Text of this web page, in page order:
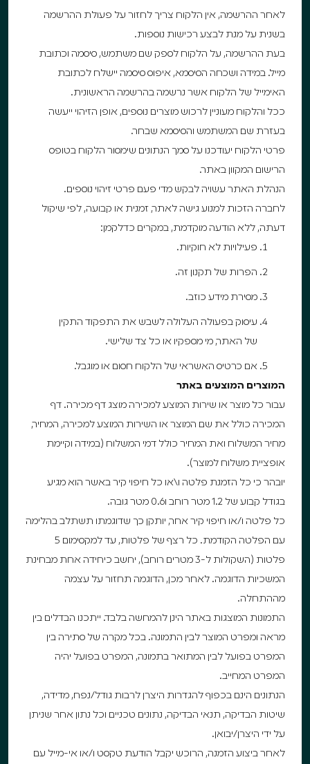
לאחר ההרשמה, אין הלקוח צריך לחזור על פעולת ההרשמה
בשנית על מנת לבצע רכישות נוספות.
בעת ההרשמה, על הלקוח לספק שם משתמש, סיסמה וכתובת
מייל. במידה ושכחה הסיסמא, איפוס סיסמה יישלח לכתובת
האימייל של הלקוח אשר נרשמה בהרשמה הראשונית.
ככל והלקוח מעוניין לרכוש מוצרים נוספים, אופן הזיהוי ייעשה
בעזרת שם המשתמש והסיסמא שבחר.
פרטי הלקוח יעודכנו על סמך הנתונים שימסור הלקוח בטופס
הרישום המקוון באתר.
הנהלת האתר עשויה לבקש מדי פעם פרטי זיהוי נוספים.
לחברה הזכות למנוע גישה לאתר, זמנית או קבועה, לפי שיקול
דעתה, ללא הודעה מוקדמת, במקרים כדלקמן:
פעילויות לא חוקיות.
הפרות של תקנון זה.
מסירת מידע כוזב.
עיסוק בפעולה העלולה לשבש את התפקוד התקין
של האתר, מי מספקיו או כל צד שלישי.
אם כרטיס האשראי של הלקוח חסום או מוגבל.
המוצרים המוצעים באתר
עבור כל מוצר או שירות המוצע למכירה מוצג דף מכירה. דף
המכירה כולל את שם המוצר או השירות המוצע למכירה, המחיר,
מחיר המשלוח ואת המחיר כולל דמי המשלוח (במידה וקיימת
אופציית משלוח למוצר).
יובהר כי כל הזמנת פלטה ו\או כל חיפוי קיר באשר הוא מגיע
בגודל קבוע של 1.2 מטר רוחב ו0.6 מטר גובה.
כל פלטה ו/או חיפוי קיר אחר, יותקן כך שדוגמתו תשתלב בהלימה
עם הפלטה הקודמת. כל רצף של פלטות, עד למקסימום 5
פלטות (השקולות ל-3 מטרים רוחב), יחשב כיחידה אחת מבחינת
המשכיות הדוגמה. לאחר מכן, הדוגמה תחזור על עצמה
מההתחלה.
התמונות המוצגות באתר הינן להמחשה בלבד. ייתכנו הבדלים בין
מראה ומפרט המוצר לבין התמונה. בכל מקרה של סתירה בין
המפרט בפועל לבין המתואר בתמונה, המפרט בפועל יהיה
המפרט המחייב.
הנתונים הינם בכפוף להגדרות היצרן לרבות גודל/נפח, מדידה,
שיטות הבדיקה, תנאי הבדיקה, נתונים טכניים וכל נתון אחר שניתן
על ידי היצרן/יבואן.
לאחר ביצוע הזמנה, הרוכש יקבל הודעת טקסט ו/או אי-מייל עם